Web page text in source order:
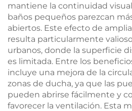
mantiene la continuidad
baños pequeños parezcan
abiertos. Este efecto de
resulta particularmente
urbanos, donde la superficie
es limitada. Entre los
incluye una mejora de la
zonas de ducha, ya que las
pueden abrirse fácilmente y
favorecer la ventilación. Esta